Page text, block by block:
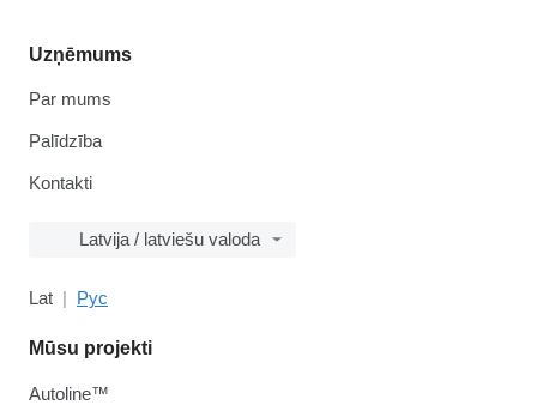
Uzņēmums
Par mums
Palīdzība
Kontakti
Latvija / latviešu valoda
Lat Рус
Mūsu projekti
Autoline™